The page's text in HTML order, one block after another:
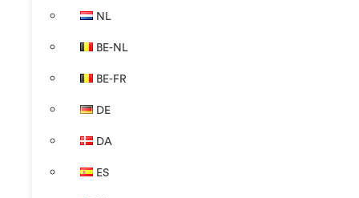
NL
BE-NL
BE-FR
DE
DA
ES